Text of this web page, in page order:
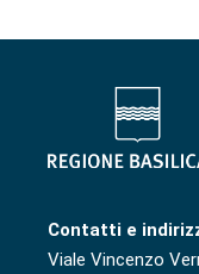
Contatti e
Viale Vincenzo